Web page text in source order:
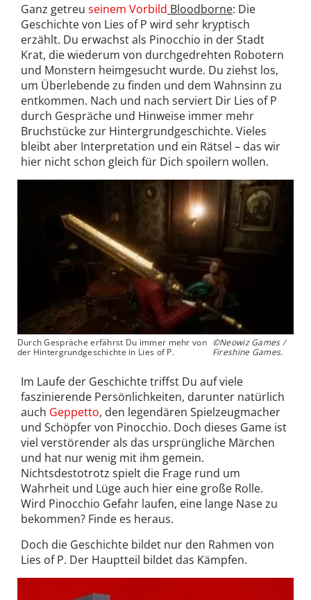
Ganz getreu seinem Vorbild Bloodborne: Die
Geschichte von Lies of P wird sehr kryptisch
erzählt. Du erwachst als Pinocchio in der Stadt
Krat, die wiederum von durchgedrehten Robotern
und Monstern heimgesucht wurde. Du ziehst los,
um Überlebende zu finden und dem Wahnsinn zu
entkommen. Nach und nach serviert Dir Lies of P
durch Gespräche und Hinweise immer mehr
Bruchstücke zur Hintergrundgeschichte. Vieles
bleibt aber Interpretation und ein Rätsel – das wir
hier nicht schon gleich für Dich spoilern wollen.
Durch Gespräche erfährst Du immer mehr von
der Hintergrundgeschichte in Lies of P.
©Neowiz Games /
Fireshine Games.
Im Laufe der Geschichte triffst Du auf viele
faszinierende Persönlichkeiten, darunter natürlich
auch Geppetto, den legendären Spielzeugmacher
und Schöpfer von Pinocchio. Doch dieses Game ist
viel verstörender als das ursprüngliche Märchen
und hat nur wenig mit ihm gemein.
Nichtsdestotrotz spielt die Frage rund um
Wahrheit und Lüge auch hier eine große Rolle.
Wird Pinocchio Gefahr laufen, eine lange Nase zu
bekommen? Finde es heraus.
Doch die Geschichte bildet nur den Rahmen von
Lies of P. Der Hauptteil bildet das Kämpfen.